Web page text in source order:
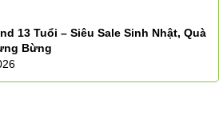
13 Tuổi – Siêu Sale Sinh Nhật, Quà
Bừng